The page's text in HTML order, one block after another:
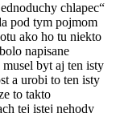
chlapec“
pod tym pojmom
ako ho tu niekto
napisane
byt aj ten isty
a urobi to ten isty
to takto
tej istej nehody